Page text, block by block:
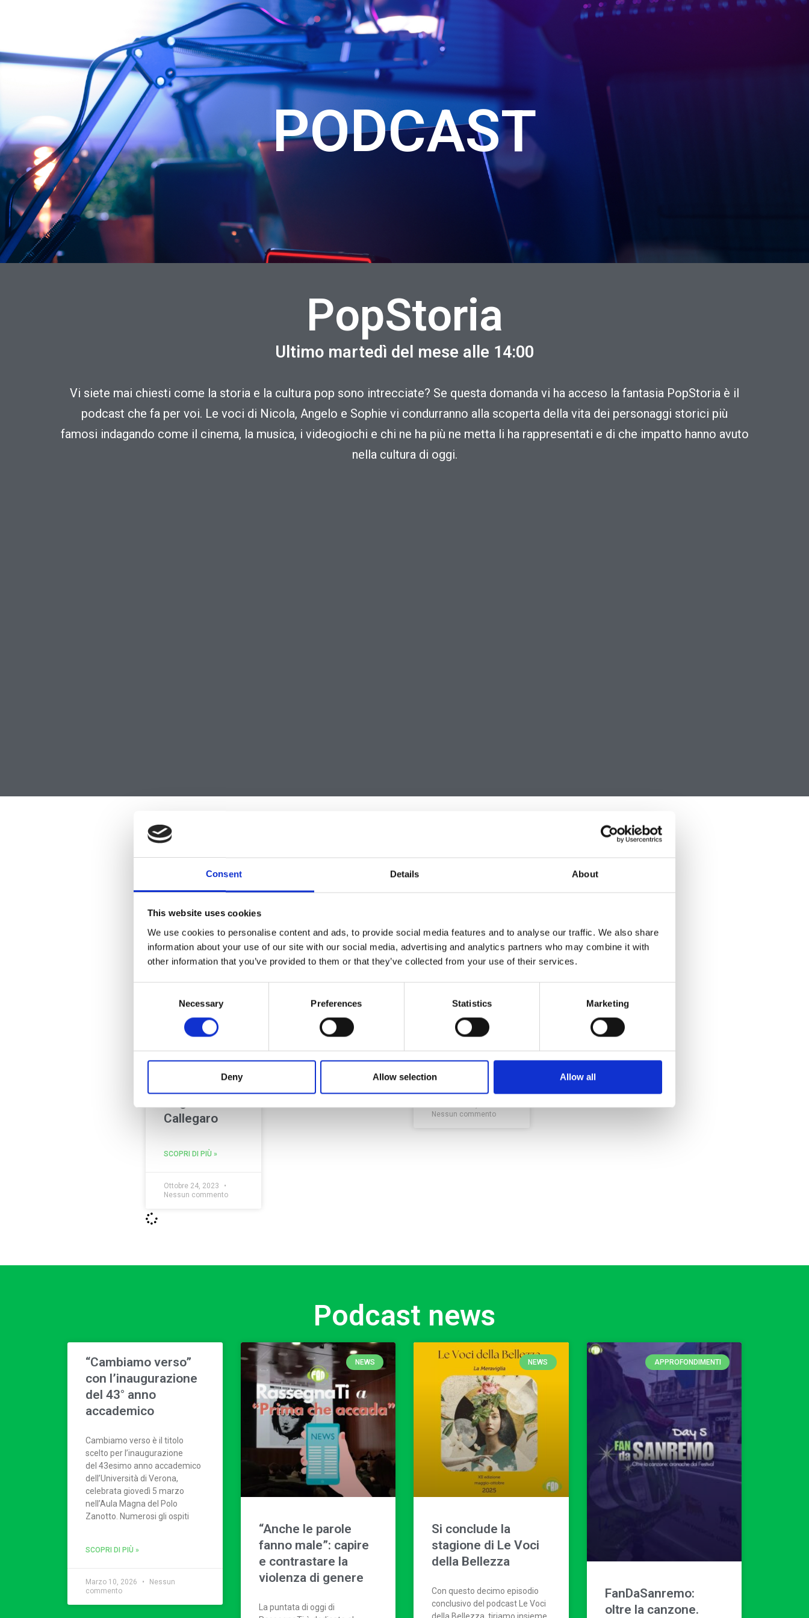
Consent Details About
This website uses cookies
We use cookies to personalise content and ads, to provide social media features and to analyse our traffic. We also share
information about your use of our site with our social media, advertising and analytics partners who may combine it with
other information that you’ve provided to them or that they’ve collected from your use of their services.
Necessary Preferences Statistics Marketing
Deny Allow selection Allow all
PODCAST
PopStoria
Ultimo martedì del mese alle 14:00
Vi siete mai chiesti come la storia e la cultura pop sono intrecciate? Se questa domanda vi ha acceso la fantasia PopStoria è il
podcast che fa per voi. Le voci di Nicola, Angelo e Sophie vi condurranno alla scoperta della vita dei personaggi storici più
famosi indagando come il cinema, la musica, i videogiochi e chi ne ha più ne metta li ha rappresentati e di che impatto hanno avuto
nella cultura di oggi.
REDATTORI
Callegaro
SCOPRI DI PIÙ »
Ottobre 24, 2023
Nessun commento
REDATTORI
Giacomo
Ferrari
SCOPRI DI PIÙ »
REDATTORI
Nicola
Martinelli
Nessun commento
Podcast news
“Cambiamo verso”
con l’inaugurazione
del 43° anno
accademico
Cambiamo verso è il titolo
scelto per l’inaugurazione
del 43esimo anno accademico
dell’Università di Verona,
celebrata giovedì 5 marzo
nell’Aula Magna del Polo
Zanotto. Numerosi gli ospiti
SCOPRI DI PIÙ »
Marzo 10, 2026
Nessun
commento
NEWS
“Anche le parole
fanno male”: capire
e contrastare la
violenza di genere
La puntata di oggi di
NEWS
Si conclude la
stagione di Le Voci
della Bellezza
Con questo decimo episodio
conclusivo del podcast Le Voci
APPROFONDIMENTI
FanDaSanremo:
oltre la canzone.